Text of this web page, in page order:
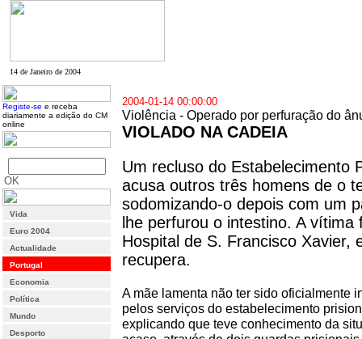
14 de Janeiro de 2004
Registe-se e receba
diariamente a edição do CM
online
OK
Vida
Euro 2004
Actualidade
Portugal
Economia
Política
Mundo
Desporto
2004-01-14 00:00:00
Violência - Operado por perfuração do
VIOLADO NA CADEIA
Um recluso do Estabelecimento
acusa outros três homens de o
sodomizando-o depois com um
lhe perfurou o intestino. A vítima
Hospital de S. Francisco Xavier,
recupera.
A mãe lamenta não ter sido oficialmente
pelos serviços do estabelecimento
explicando que teve conhecimento da